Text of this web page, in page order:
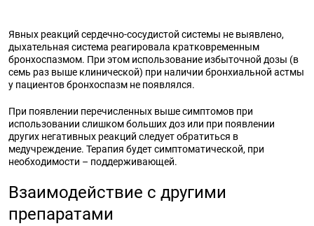
Явных реакций сердечно-сосудистой системы не выявлено,
дыхательная система реагировала кратковременным
бронхоспазмом. При этом использование избыточной дозы (в
семь раз выше клинической) при наличии бронхиальной астмы
у пациентов бронхоспазм не появлялся.
При появлении перечисленных выше симптомов при
использовании слишком больших доз или при появлении
других негативных реакций следует обратиться в
медучреждение. Терапия будет симптоматической, при
необходимости – поддерживающей.
Взаимодействие с другими
препаратами